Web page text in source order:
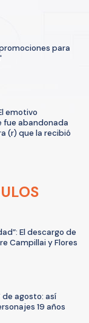
para
emotivo
fue abandonada
(r) que la recibió
El descargo de
Campillai y Flores
de agosto: así
19 años